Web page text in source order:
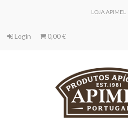
LOJA APIMEL
Login 0,00 €